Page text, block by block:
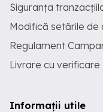
Siguranța
Modifică setările
Regulament
Livrare cu verificare
Informații utile